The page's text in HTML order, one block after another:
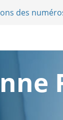
des